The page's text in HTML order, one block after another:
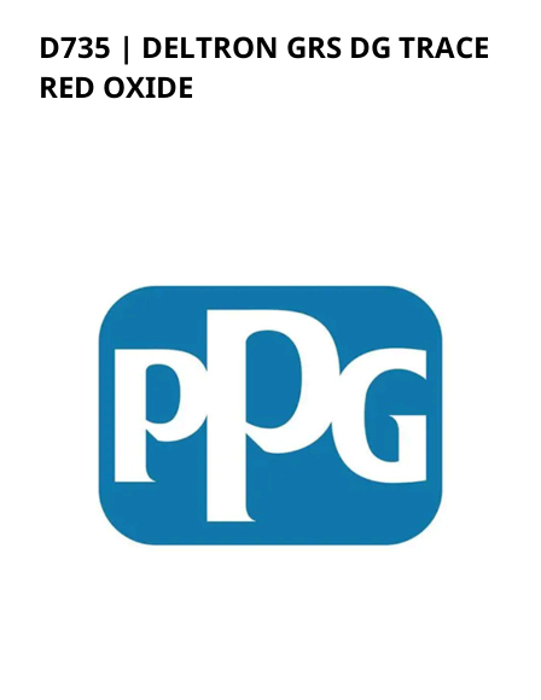
D735 | DELTRON GRS DG TRACE
RED OXIDE